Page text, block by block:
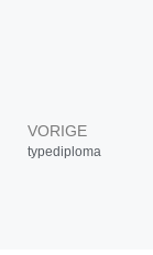
VORIGE
typediploma